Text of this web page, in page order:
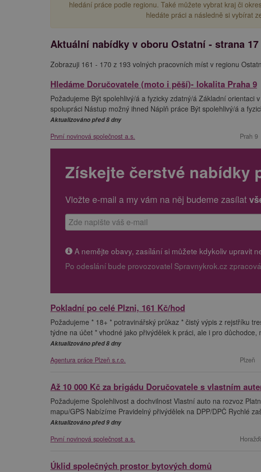
hledání práce podle regionu. Také můžete vybrat kraj či
hledáte práci a následně si vybírat
Aktuální nabídky v oboru Ostatní - strana 17
Zobrazuji 161 - 170 z 193 volných pracovních míst v regionu
Hledáme Doručovatele (moto i pěší)- lokalita Praha 9
Požadujeme Být spolehlivý/á a fyzicky zdatný/á Základní
spolupráci Nástup možný ihned Náplň práce Být spolehlivý/á a
Aktualizováno před 8 dny
První novinová společnost a.s. Prah 9
Získejte čerstvé nabídky
Vložte e-mail a my vám na něj budeme zasílat
A nemějte obavy, zasílání si můžete kdykoliv upravit
Po odeslání bude provozovatel Spravnykrok.cz
Pokladní po celé Plzni, 161 Kč/hod
Požadujeme * 18+ * potravinářský průkaz * čistý výpis z rejstříku
týdne na účet * vhodné jako přivýdělek k práci, ale i pro
Aktualizováno před 8 dny
Agentura práce Plzeň s.r.o. Plzeň
Až 10 000 Kč za brigádu Doručovatele s vlastním
Požadujeme Spolehlivost a dochvilnost Vlastní auto na rozvoz
mapu/GPS Nabízíme Pravidelný přivýdělek na DPP/DPČ Rychlé
Aktualizováno před 9 dny
První novinová společnost a.s.
Úklid společných prostor bytových domů